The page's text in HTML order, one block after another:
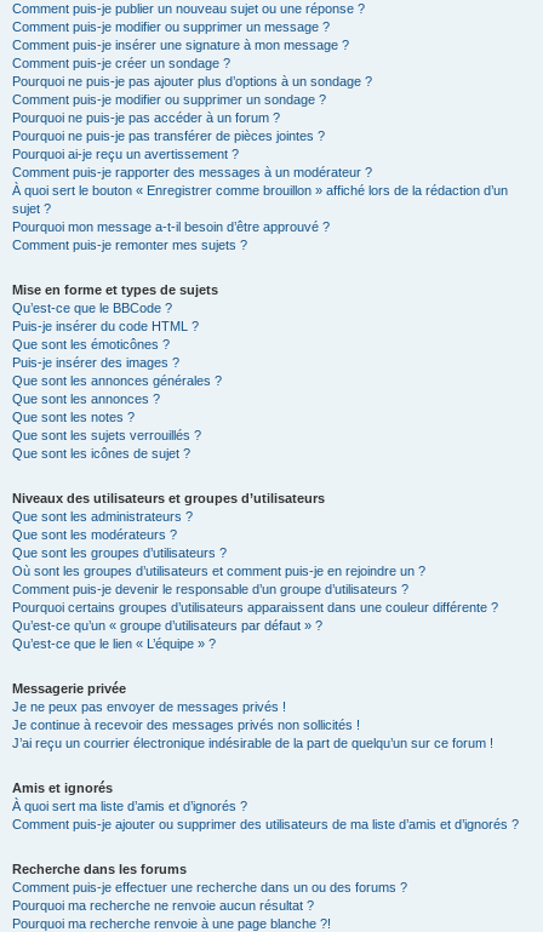
Comment puis-je publier un nouveau sujet ou une réponse ?
Comment puis-je modifier ou supprimer un message ?
Comment puis-je insérer une signature à mon message ?
Comment puis-je créer un sondage ?
Pourquoi ne puis-je pas ajouter plus d’options à un sondage ?
Comment puis-je modifier ou supprimer un sondage ?
Pourquoi ne puis-je pas accéder à un forum ?
Pourquoi ne puis-je pas transférer de pièces jointes ?
Pourquoi ai-je reçu un avertissement ?
Comment puis-je rapporter des messages à un modérateur ?
À quoi sert le bouton « Enregistrer comme brouillon » affiché lors de la rédaction d’un
sujet ?
Pourquoi mon message a-t-il besoin d’être approuvé ?
Comment puis-je remonter mes sujets ?
Mise en forme et types de sujets
Qu’est-ce que le BBCode ?
Puis-je insérer du code HTML ?
Que sont les émoticônes ?
Puis-je insérer des images ?
Que sont les annonces générales ?
Que sont les annonces ?
Que sont les notes ?
Que sont les sujets verrouillés ?
Que sont les icônes de sujet ?
Niveaux des utilisateurs et groupes d’utilisateurs
Que sont les administrateurs ?
Que sont les modérateurs ?
Que sont les groupes d’utilisateurs ?
Où sont les groupes d’utilisateurs et comment puis-je en rejoindre un ?
Comment puis-je devenir le responsable d’un groupe d’utilisateurs ?
Pourquoi certains groupes d’utilisateurs apparaissent dans une couleur différente ?
Qu’est-ce qu’un « groupe d’utilisateurs par défaut » ?
Qu’est-ce que le lien « L’équipe » ?
Messagerie privée
Je ne peux pas envoyer de messages privés !
Je continue à recevoir des messages privés non sollicités !
J’ai reçu un courrier électronique indésirable de la part de quelqu’un sur ce forum !
Amis et ignorés
À quoi sert ma liste d’amis et d’ignorés ?
Comment puis-je ajouter ou supprimer des utilisateurs de ma liste d’amis et d’ignorés ?
Recherche dans les forums
Comment puis-je effectuer une recherche dans un ou des forums ?
Pourquoi ma recherche ne renvoie aucun résultat ?
Pourquoi ma recherche renvoie à une page blanche ?!